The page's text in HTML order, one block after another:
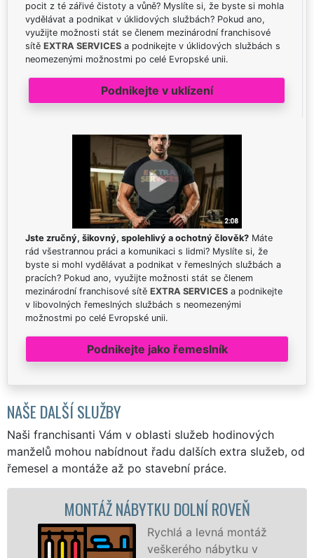
pocit z té zářivé čistoty a vůně? Myslíte si, že byste si mohla
vydělávat a podnikat v úklidových službách? Pokud ano,
využijte možnosti stát se členem mezinárodní franchisové
sítě EXTRA SERVICES a podnikejte v úklidových službách s
neomezenými možnostmi po celé Evropské unii.
Podnikejte v uklízení
Jste zručný, šikovný, spolehlivý a ochotný člověk? Máte
rád všestrannou práci a komunikaci s lidmi? Myslíte si, že
byste si mohl vydělávat a podnikat v řemeslných službách a
pracích? Pokud ano, využijte možnosti stát se členem
mezinárodní franchisové sítě EXTRA SERVICES a podnikejte
v libovolných řemeslných službách s neomezenými
možnostmi po celé Evropské unii.
Podnikejte jako řemeslník
NAŠE DALŠÍ SLUŽBY
Naši franchisanti Vám v oblasti služeb hodinových
manželů mohou nabídnout řadu dalších extra služeb, od
řemesel a montáže až po stavební práce.
NÁBYTKU DOLNÍ ROVEŇ
Rychlá a levná montáž
veškerého nábytku v